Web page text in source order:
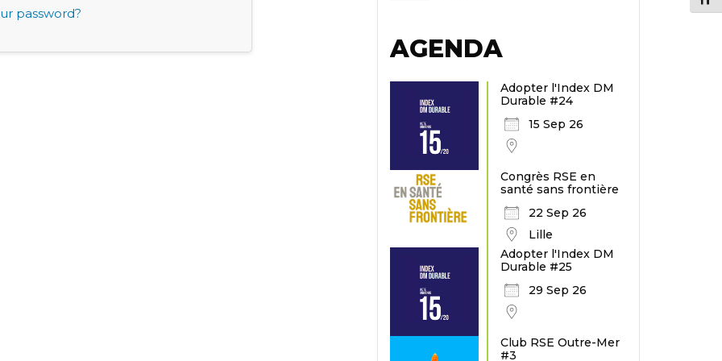
password?
AGENDA
Adopter l'Index DM
Durable #24
15 Sep 26
Congrès RSE en
santé sans frontière
22 Sep 26
Lille
Adopter l'Index DM
Durable #25
29 Sep 26
Club RSE Outre-Mer
#3